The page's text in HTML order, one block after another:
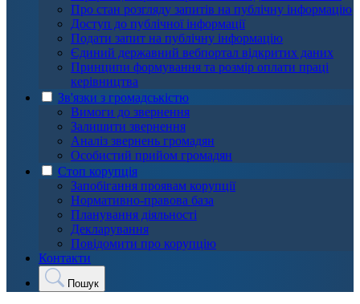
Про стан розгляду запитів на публічну інформацію
Доступ до публічної інформації
Подати запит на публічну інформацію
Єдиний державний вебпортал відкритих даних
Принципи формування та розмір оплати праці
керівництва
Зв'язки з громадськістю
Вимоги до звернення
Залишити звернення
Аналіз звернень громадян
Особистий прийом громадян
Стоп корупція
Запобігання проявам корупції
Нормативно-правова база
Планування діяльності
Декларування
Повідомити про корупцію
Контакти
Пошук